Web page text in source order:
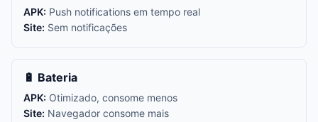
APK: Push notifications em tempo real
Site: Sem notificações
🔋 Bateria
APK: Otimizado, consome menos
Site: Navegador consome mais